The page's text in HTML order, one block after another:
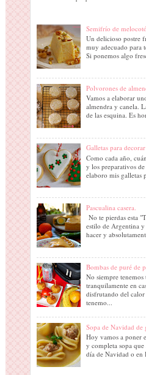
Semifrío de
Un delicioso postre
muy adecuado para
Si ponemos algo
Polvorones de
Vamos a elaborar
almendra y canela.
de las esquina. Es
Galletas para
Como cada año,
y los preparativos
elaboro mis galletas
Pascualina casera.
No te pierdas esta
estilo de Argentina
hacer y
Bombas de puré de
No siempre
tranquilamente en
disfrutando del
tenemo...
Sopa de Navidad de
Hoy vamos a poner
y completa sopa que
día de Navidad o en